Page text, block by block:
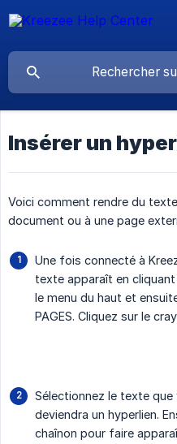
Insérer un
Voici comment rendre du
document ou à une page
Une fois connecté à
texte apparaît en
le menu du haut et
PAGES. Cliquez sur le
Sélectionnez le texte que
deviendra un hyperlien.
chaînon pour faire